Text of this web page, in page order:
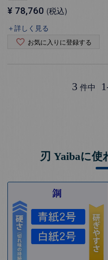
¥ 78,760 税込
＋詳しく見る
お気に入りに登録する
3 件中 1
刃 Yaibaに